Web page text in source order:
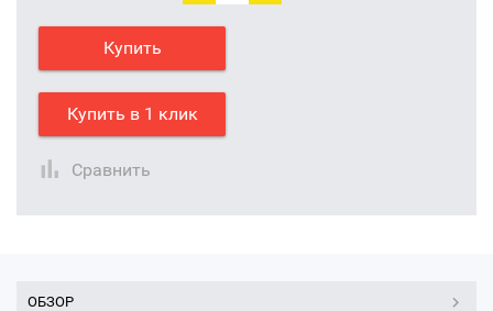
Купить
Купить в 1 клик
Сравнить
ОБЗОР